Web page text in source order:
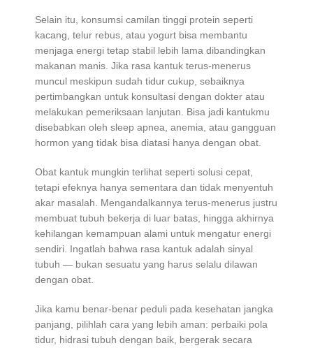
Selain itu, konsumsi camilan tinggi protein seperti
kacang, telur rebus, atau yogurt bisa membantu
menjaga energi tetap stabil lebih lama dibandingkan
makanan manis. Jika rasa kantuk terus-menerus
muncul meskipun sudah tidur cukup, sebaiknya
pertimbangkan untuk konsultasi dengan dokter atau
melakukan pemeriksaan lanjutan. Bisa jadi kantukmu
disebabkan oleh sleep apnea, anemia, atau gangguan
hormon yang tidak bisa diatasi hanya dengan obat.
Obat kantuk mungkin terlihat seperti solusi cepat,
tetapi efeknya hanya sementara dan tidak menyentuh
akar masalah. Mengandalkannya terus-menerus justru
membuat tubuh bekerja di luar batas, hingga akhirnya
kehilangan kemampuan alami untuk mengatur energi
sendiri. Ingatlah bahwa rasa kantuk adalah sinyal
tubuh — bukan sesuatu yang harus selalu dilawan
dengan obat.
Jika kamu benar-benar peduli pada kesehatan jangka
panjang, pilihlah cara yang lebih aman: perbaiki pola
tidur, hidrasi tubuh dengan baik, bergerak secara